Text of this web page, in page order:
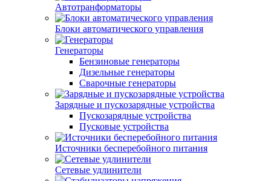
Автотранформаторы
Блоки автоматического управления
Генераторы
Бензиновые генераторы
Дизельные генераторы
Сварочные генераторы
Зарядные и пускозарядные устройства
Пускозарядные устройства
Пусковые устройства
Источники бесперебойного питания
Сетевые удлинители